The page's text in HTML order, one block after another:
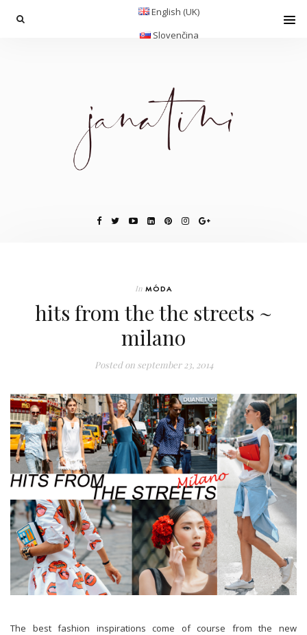
English (UK)
Slovenčina
In MÓDA
hits from the the streets ~
milano
Posted onseptember 23, 2014
The best fashion inspirations come of course from the new